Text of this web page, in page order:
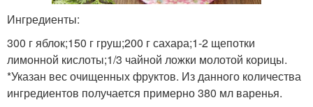
Ингредиенты:
300 г яблок;150 г груш;200 г сахара;1-2 щепотки
лимонной кислоты;1/3 чайной ложки молотой корицы.
*Указан вес очищенных фруктов. Из данного количества
ингредиентов получается примерно 380 мл варенья.